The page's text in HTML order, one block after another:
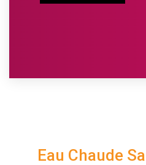
Eau Chaude